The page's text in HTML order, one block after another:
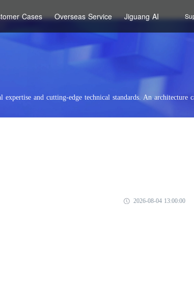
Cases Overseas Service Jiguang AI
and cutting-edge technical standards. An
2026-08-04 13:00:00